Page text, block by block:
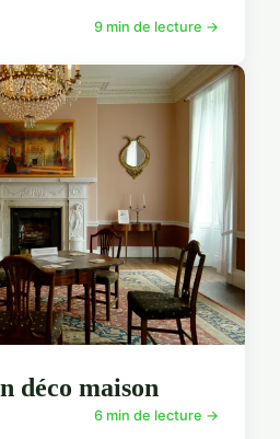
9 min de lecture →
déco maison
6 min de lecture →